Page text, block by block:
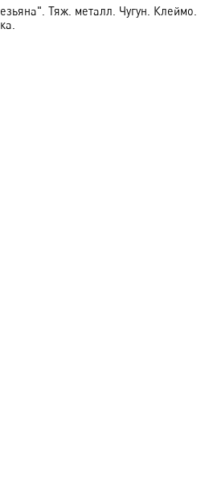
Тяж. металл. Чугун. Клеймо.